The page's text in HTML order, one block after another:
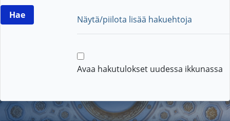
Näytä/piilota lisää hakuehtoja
Avaa hakutulokset uudessa ikkunassa